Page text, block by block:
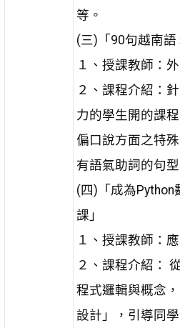
等。
(三)「90句越南語
１、授課教師：
２、課程介紹：
力的學生開的課
偏口說方面之特
有語氣助詞的句型
(四)「成為Python
課」
１、授課教師：
２、課程介紹：
程式邏輯與概念
設計」，引導同